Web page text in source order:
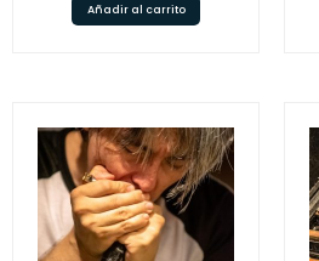
Añadir al carrito